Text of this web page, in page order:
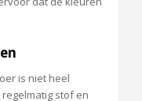
is niet heel
stof en